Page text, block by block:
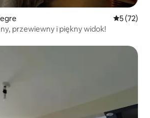
Średnia
5 (72)
przewiewny i piękny widok!